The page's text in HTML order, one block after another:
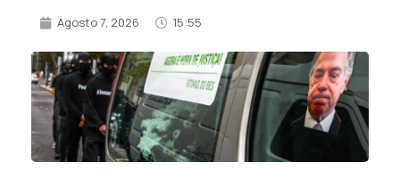
Agosto 7, 2026 15:55